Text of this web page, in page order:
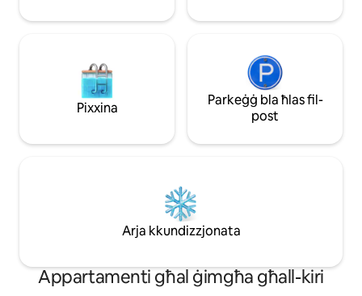
Pixxina
Parkeġġ bla ħlas fil-
post
Arja kkundizzjonata
Appartamenti għal ġimgħa għall-kiri